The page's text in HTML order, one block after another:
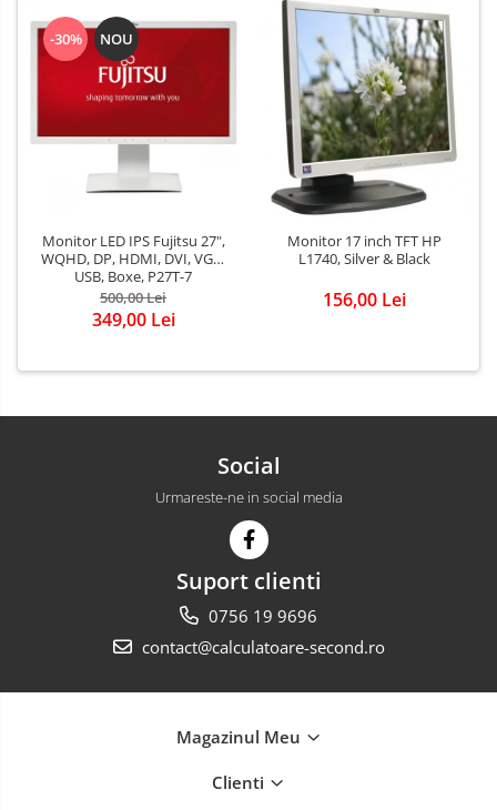
-30% NOU
Monitor LED IPS Fujitsu 27",
WQHD, DP, HDMI, DVI, VGA,
USB, Boxe, P27T-7
500,00 Lei
349,00 Lei
Monitor 17 inch TFT HP
L1740, Silver & Black
156,00 Lei
Social
Urmareste-ne in social media
Suport clienti
0756 19 9696
contact@calculatoare-second.ro
Magazinul Meu
Clienti